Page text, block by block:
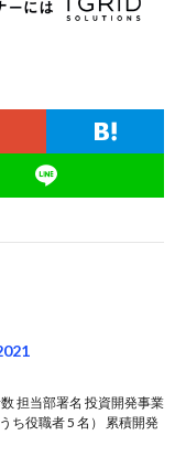
担当部署名 投資開発事業
ち役職者 5 名） 累積開発